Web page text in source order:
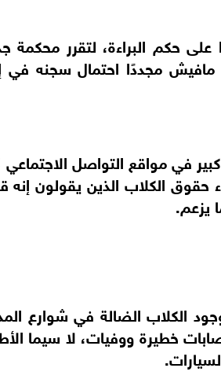
حكم البراءة، لتقرر محكمة
مافيش مجددًا احتمال سجنه
في مواقع التواصل
حقوق الكلاب الذين يقولون
يزعم.
الكلاب الضالة في شوارع
خطيرة ووفيات، لا سيما